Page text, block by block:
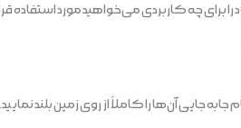
برای چه کاربردی می‌خواهید مورد
جایی آن‌ها را کاملاً از روی زمین بلند نمایید.